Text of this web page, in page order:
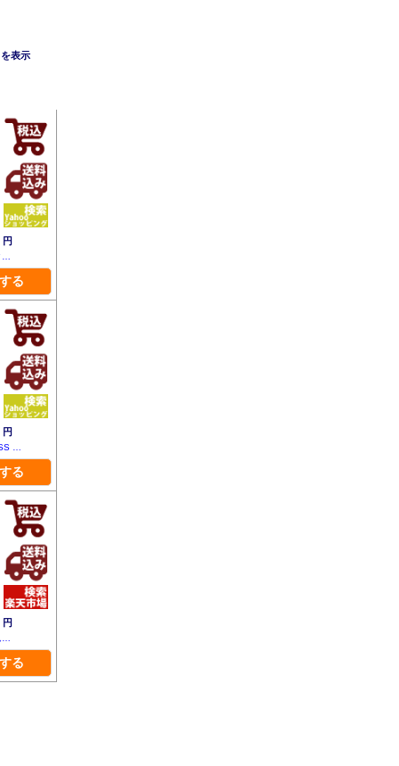
表示
円
…
る
円
…
る
円
…
る